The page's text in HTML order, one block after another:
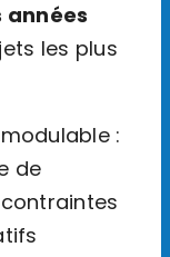
années
les plus
:
de